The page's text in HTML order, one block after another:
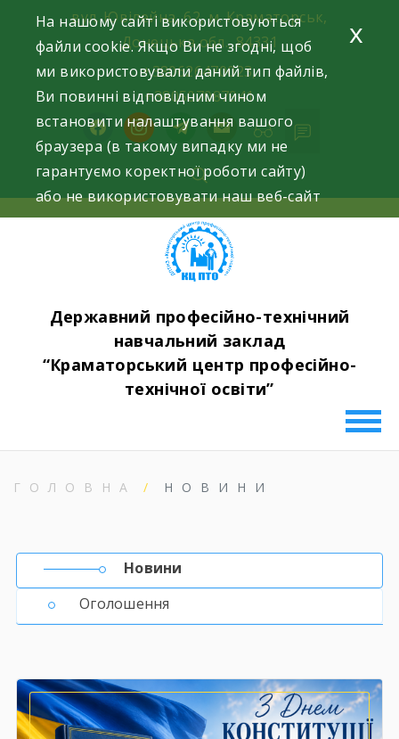
content
вул. Ювілейна, 62, м. Краматорськ,
Донецька обл., 84331
+380626470023,
+380507087941
facebookinstagramtelegram
mail
Державний професійно-технічний
навчальний заклад
“Краматорський центр професійно-
технічної освіти”
ГОЛОВНА НОВИНИ
Новини
Оголошення
На нашому сайті використовуються
файли cookie. Якщо Ви не згодні, щоб
ми використовували даний тип файлів,
Ви повинні відповідним чином
встановити налаштування вашого
браузера (в такому випадку ми не
гарантуємо коректної роботи сайту)
або не використовувати наш веб-сайт
x